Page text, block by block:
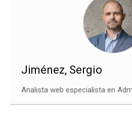
Jiménez, Sergio
Analista web especialista en